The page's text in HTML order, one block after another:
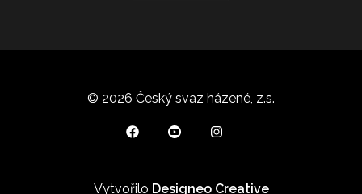
© 2026 Český svaz házené, z.s.
Vytvořilo Designeo Creative